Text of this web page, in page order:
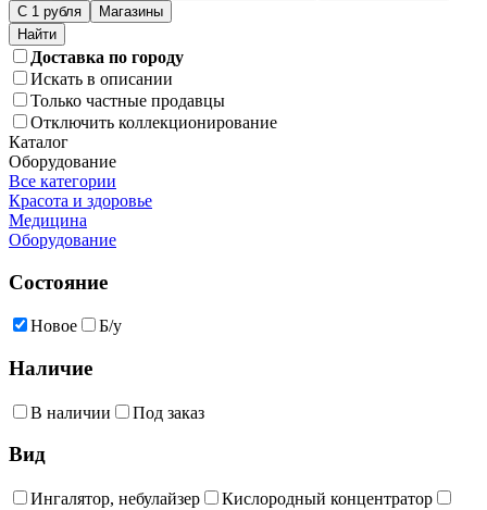
С 1 рубля
Магазины
Доставка по городу
Искать в описании
Только частные продавцы
Отключить коллекционирование
Каталог
Оборудование
Все категории
Красота и здоровье
Медицина
Оборудование
Состояние
Новое Б/у
Наличие
В наличии Под заказ
Вид
Ингалятор, небулайзер
Кислородный концентратор